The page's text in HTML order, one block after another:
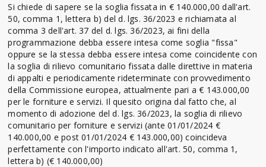
Si chiede di sapere se la soglia fissata in € 140.000,00 dall'art.
50, comma 1, lettera b) del d. lgs. 36/2023 e richiamata al
comma 3 dell'art. 37 del d. lgs. 36/2023, ai fini della
programmazione debba essere intesa come soglia "fissa"
oppure se la stessa debba essere intesa come coincidente con
la soglia di rilievo comunitario fissata dalle direttive in materia
di appalti e periodicamente rideterminate con provvedimento
della Commissione europea, attualmente pari a € 143.000,00
per le forniture e servizi. Il quesito origina dal fatto che, al
momento di adozione del d. lgs. 36/2023, la soglia di rilievo
comunitario per forniture e servizi (ante 01/01/2024 €
140.000,00 e post 01/01/2024 € 143.000,00) coincideva
perfettamente con l'importo indicato all'art. 50, comma 1,
lettera b) (€ 140.000,00)